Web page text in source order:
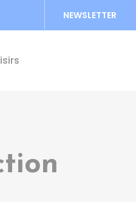
NEWSLETTER